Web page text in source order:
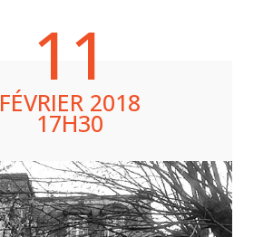
11
FÉVRIER 2018
17H30